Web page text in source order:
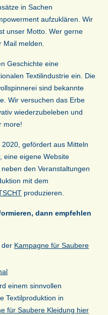
in Sachen
aufzuklären. Wir
unser Motto. Wer gerne
melden.
Geschichte eine
Textilindustrie ein. Die
sind bekannte
Wir versuchen das Erbe
wiederzubeleben und
more!
gefördert aus Mitteln
eine eigene Website
den Veranstaltungen
mit dem
produzieren.
dann empfehlen
der Kampagne für Saubere
einem sinnvollen
Textilproduktion in
für Saubere Kleidung hier